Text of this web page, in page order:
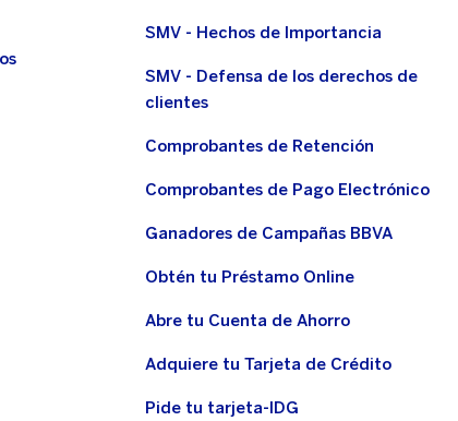
SMV - Hechos de Importancia
SMV - Defensa de los derechos de
clientes
Comprobantes de Retención
Comprobantes de Pago Electrónico
Ganadores de Campañas BBVA
Obtén tu Préstamo Online
Abre tu Cuenta de Ahorro
Adquiere tu Tarjeta de Crédito
Pide tu tarjeta-IDG